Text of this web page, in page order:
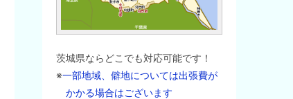
茨城県ならどこでも対応可能です！
※一部地域、僻地については出張費が
かかる場合はございます